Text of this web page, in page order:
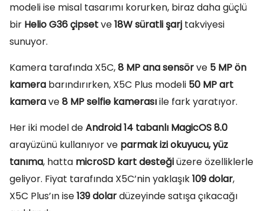
modeli ise misal tasarımı korurken, biraz daha güçlü
bir Helio G36 çipsetve18W süratli şarj takviyesi
sunuyor.
Kamera tarafında X5C,8 MP ana sensörve 5 MP ön
kamera barındırırken, X5C Plus modeli 50 MP art
kamerave8 MP selfie kamerasıile fark yaratıyor.
Her iki model deAndroid 14 tabanlı MagicOS 8.0
arayüzünü kullanıyor ve parmak izi okuyucu, yüz
tanıma, hatta microSD kart desteğiüzere özelliklerle
geliyor. Fiyat tarafında X5C’nin yaklaşık109 dolar,
X5C Plus’ın ise139 dolardüzeyinde satışa çıkacağı